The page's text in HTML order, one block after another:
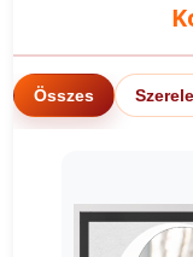
Összes